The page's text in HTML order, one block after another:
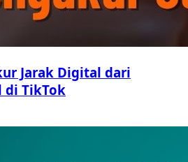
Jarak Digital dari
di TikTok